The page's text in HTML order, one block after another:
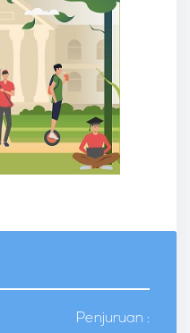
Penjuruan :